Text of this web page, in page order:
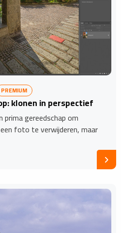
PREMIUM
klonen in perspectief
gereedschap om
foto te verwijderen, maar